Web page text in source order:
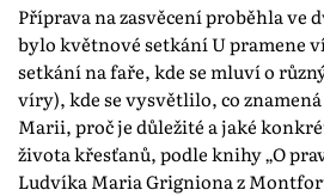
Příprava na zasvěcení proběhla ve
bylo květnové setkání U pramene
setkání na faře, kde se mluví o
víry), kde se vysvětlilo, co znamená
Marii, proč je důležité a jaké
života křesťanů, podle knihy „O
Ludvíka Maria Grigniona z